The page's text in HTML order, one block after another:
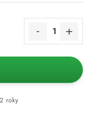
2 roky